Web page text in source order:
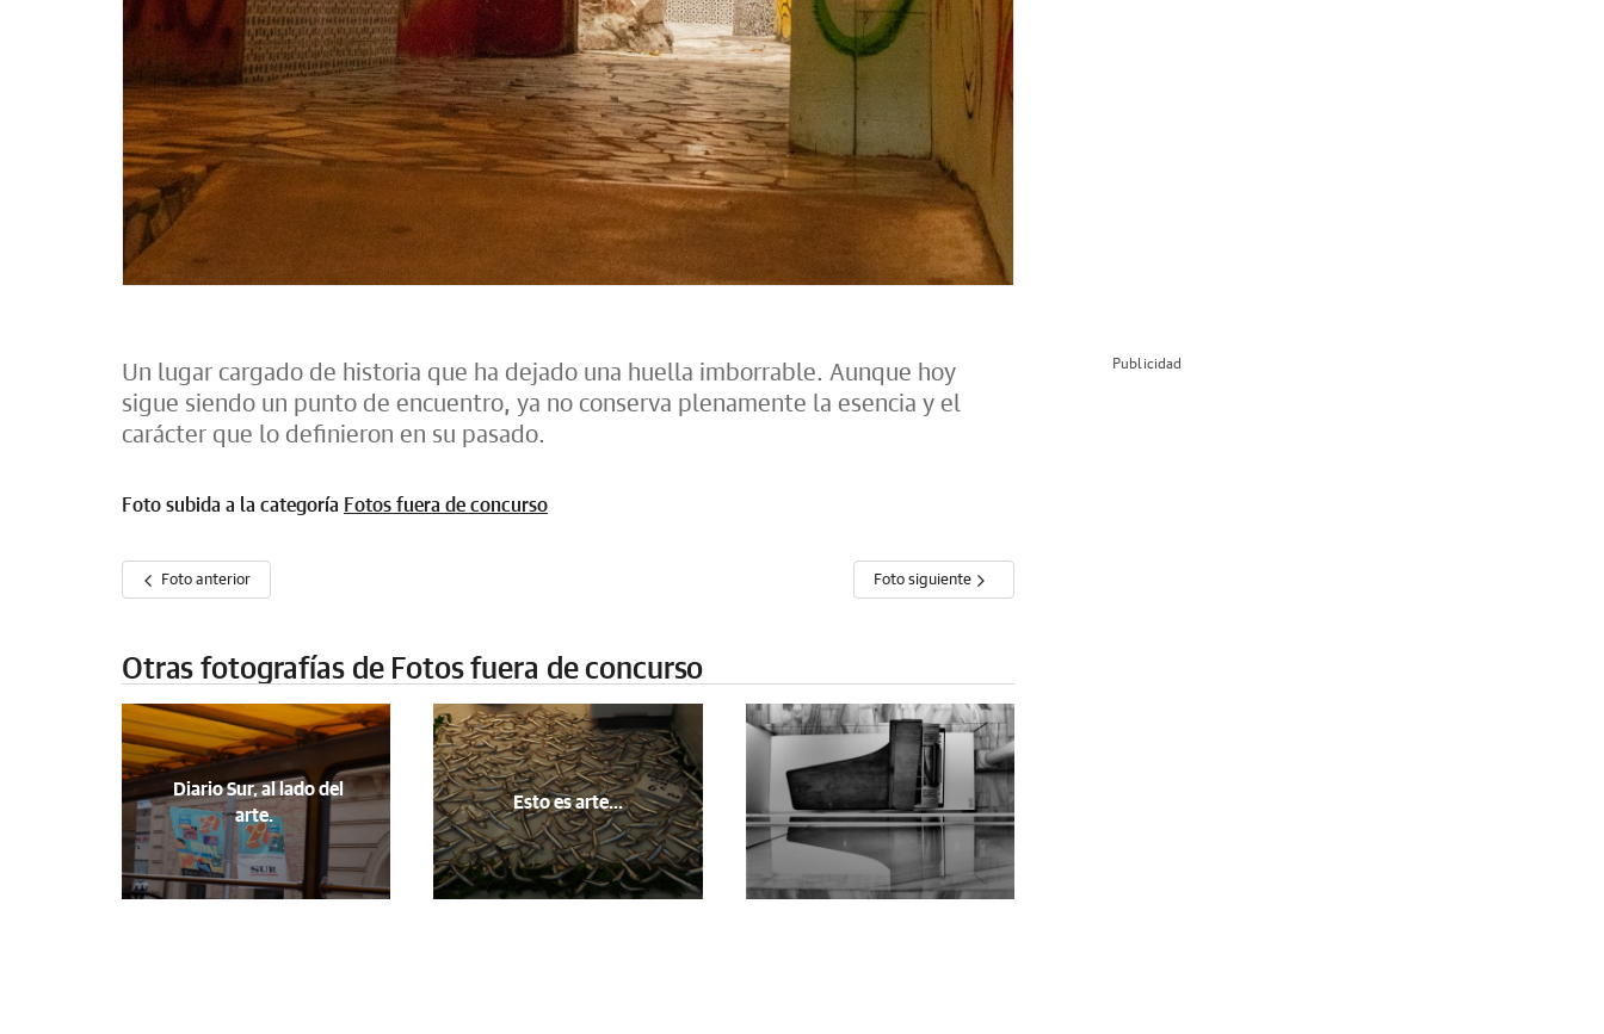
Un lugar cargado de historia que ha dejado una huella imborrable. Aunque hoy
sigue siendo un punto de encuentro, ya no conserva plenamente la esencia y el
carácter que lo definieron en su pasado.
Foto subida a la categoría Fotos fuera de concurso
Foto anterior Foto siguiente
Otras fotografías de Fotos fuera de concurso
Diario Sur, al lado del
arte.
Esto es arte...
Publicidad